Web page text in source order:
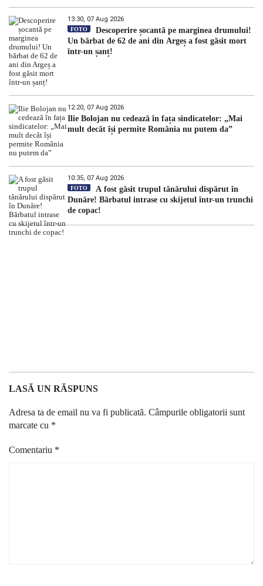
13:30, 07 Aug 2026
FOTO
Descoperire șocantă pe marginea drumului!
Un bărbat de 62 de ani din Argeș a fost găsit mort
într-un șanț!
12:20, 07 Aug 2026
Ilie Bolojan nu cedează în fața sindicatelor: „Mai
mult decât își permite România nu putem da”
10:35, 07 Aug 2026
FOTO
A fost găsit trupul tânărului dispărut în
Dunăre! Bărbatul intrase cu skijetul într-un trunchi
de copac!
LASĂ UN RĂSPUNS
Adresa ta de email nu va fi publicată. Câmpurile obligatorii sunt
marcate cu *
Comentariu *